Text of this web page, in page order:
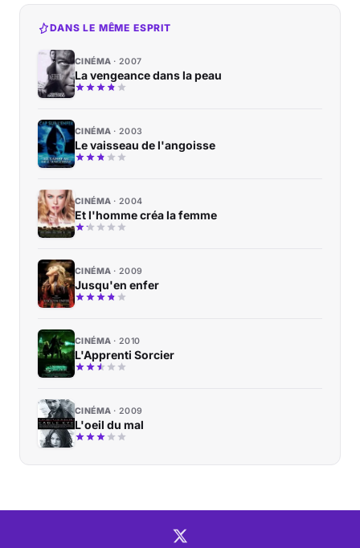
DANS LE MÊME ESPRIT
CINÉMA 2007
La vengeance dans la peau
CINÉMA 2003
Le vaisseau de l'angoisse
CINÉMA 2004
Et l'homme créa la femme
CINÉMA 2009
Jusqu'en enfer
CINÉMA 2010
L'Apprenti Sorcier
CINÉMA 2009
L'oeil du mal